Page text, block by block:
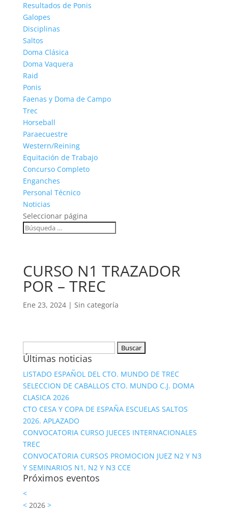
Resultados de Ponis
Galopes
Disciplinas
Saltos
Doma Clásica
Doma Vaquera
Raid
Ponis
Faenas y Doma de Campo
Trec
Horseball
Paraecuestre
Western/Reining
Equitación de Trabajo
Concurso Completo
Enganches
Personal Técnico
Noticias
Seleccionar página
CURSO N1 TRAZADOR
POR – TREC
Ene 23, 2024| Sin categoría
Últimas noticias
LISTADO ESPAÑOL DEL CTO. MUNDO DE TREC
SELECCION DE CABALLOS CTO. MUNDO C.J. DOMA
CLASICA 2026
CTO CESA Y COPA DE ESPAÑA ESCUELAS SALTOS
2026. APLAZADO
CONVOCATORIA CURSO JUECES INTERNACIONALES
TREC
CONVOCATORIA CURSOS PROMOCION JUEZ N2 Y N3
Y SEMINARIOS N1, N2 Y N3 CCE
Próximos eventos
<
<2026 >